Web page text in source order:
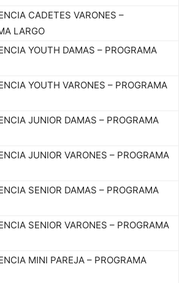
CADETES VARONES –
LARGO
YOUTH DAMAS – PROGRAMA
YOUTH VARONES – PROGRAMA
JUNIOR DAMAS – PROGRAMA
JUNIOR VARONES – PROGRAMA
SENIOR DAMAS – PROGRAMA
SENIOR VARONES – PROGRAMA
MINI PAREJA – PROGRAMA